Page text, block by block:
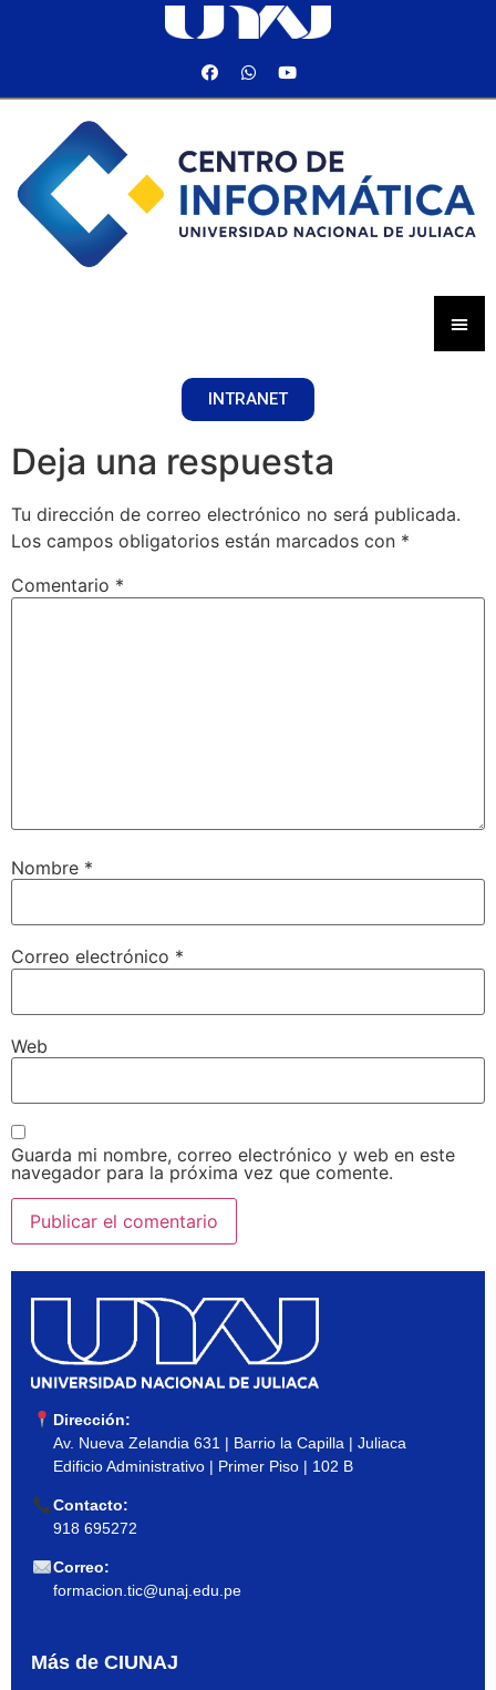
INTRANET
Deja una respuesta
Tu dirección de correo electrónico no será publicada.
Los campos obligatorios están marcados con *
Comentario *
Nombre *
Correo electrónico *
Web
Guarda mi nombre, correo electrónico y web en este
navegador para la próxima vez que comente.
Dirección:
Av. Nueva Zelandia 631 | Barrio la Capilla | Juliaca
Edificio Administrativo | Primer Piso | 102 B
Contacto:
918 695272
Correo:
formacion.tic@unaj.edu.pe
Más de CIUNAJ